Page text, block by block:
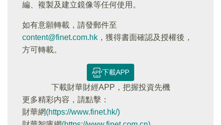
編、複製及建立鏡像等任何使用。
如有意願轉載，請發郵件至
content@finet.com.hk ，獲得書面確認及授權後，
方可轉載。
下載APP
下載財華財經APP，把握投資先機
更多精彩内容，請點擊：
財華網(https://www.finet.hk/)